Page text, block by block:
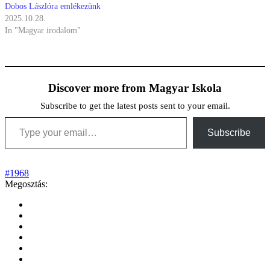
Dobos Lászlóra emlékezünk
2025.10.28.
In "Magyar irodalom"
Discover more from Magyar Iskola
Subscribe to get the latest posts sent to your email.
Type your email…
Subscribe
#1968
Megosztás: